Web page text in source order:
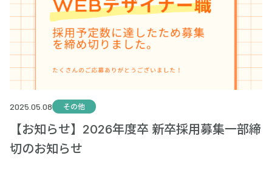
2025.05.08 その他
【お知らせ】2026年度卒 新卒採用募集一部締
切のお知らせ